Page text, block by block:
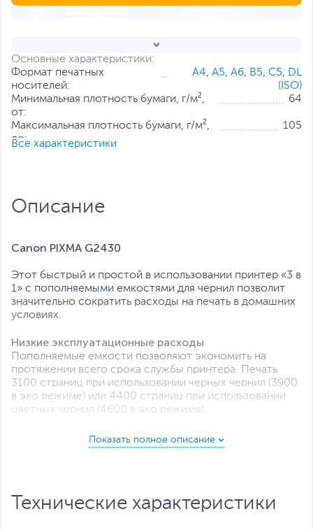
Основные характеристики:
Формат печатных
носителей:
А4, А5, А6, B5, С5, DL
(ISO)
Минимальная плотность бумаги, г/м²,
от:
64
Максимальная плотность бумаги, г/м²,
до:
105
Все характеристики
Описание
Canon PIXMA G2430
Этот быстрый и простой в использовании принтер «3 в
1» с пополняемыми емкостями для чернил позволит
значительно сократить расходы на печать в домашних
условиях.
Низкие эксплуатационные расходы
Пополняемые емкости позволяют экономить на
протяжении всего срока службы принтера. Печать
3100 страниц при использовании черных чернил (3900
в эко режиме) или 4400 страниц при использовании
цветных чернил (4600 в эко режиме).
Простота использования
Простое и удобное повседневное использование
Высокая производительность
Технические характеристики